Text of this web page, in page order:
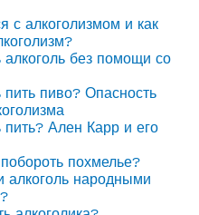
с алкоголизмом и как
алкоголь без помощи со
пить пиво? Опасность
пить? Ален Карр и его
похмелье?
алкоголь народными